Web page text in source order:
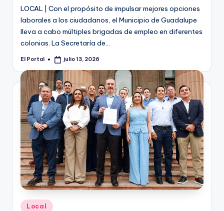
LOCAL | Con el propósito de impulsar mejores opciones
laborales a los ciudadanos, el Municipio de Guadalupe
lleva a cabo múltiples brigadas de empleo en diferentes
colonias. La Secretaría de…
Publicado
El Portal julio 13, 2026
Publicado
Local